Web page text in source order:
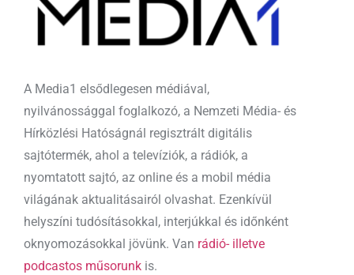
A Media1 elsődlegesen médiával,
nyilvánossággal foglalkozó, a Nemzeti Média- és
Hírközlési Hatóságnál regisztrált digitális
sajtótermék, ahol a televíziók, a rádiók, a
nyomtatott sajtó, az online és a mobil média
világának aktualitásairól olvashat. Ezenkívül
helyszíni tudósításokkal, interjúkkal és időnként
oknyomozásokkal jövünk. Van rádió- illetve
podcastos műsorunk is.